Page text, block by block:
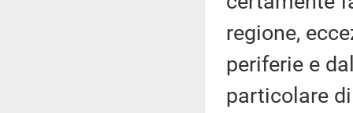
regione,
periferie e
particolare